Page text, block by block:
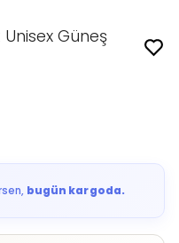
Güneş
bugün kargoda.